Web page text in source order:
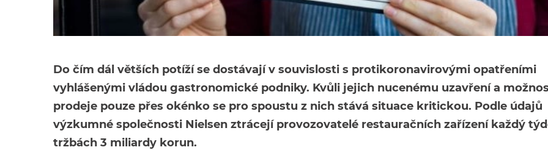
Do čím dál větších potíží se dostávají v souvislosti s protikoronavirovými opatřeními
vyhlášenými vládou gastronomické podniky. Kvůli jejich nucenému uzavření a
prodeje pouze přes okénko se pro spoustu z nich stává situace kritickou. Podle údajů
výzkumné společnosti Nielsen ztrácejí provozovatelé restauračních zařízení každý
tržbách 3 miliardy korun.